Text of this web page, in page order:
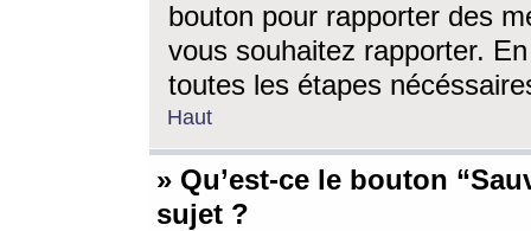
bouton pour rapporter des
vous souhaitez rapporter.
toutes les étapes
Haut
» Qu’est-ce le bouton
sujet ?